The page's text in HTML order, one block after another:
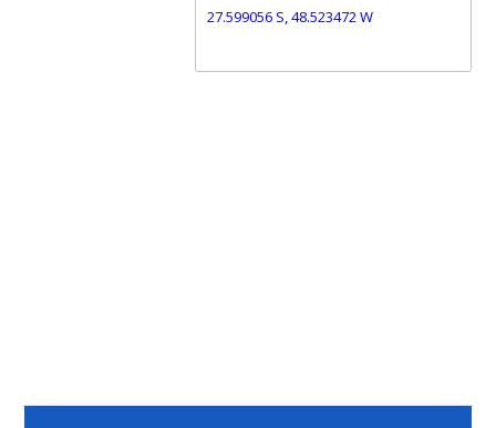
27.599056 S, 48.523472 W